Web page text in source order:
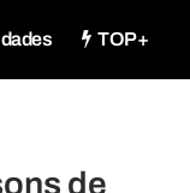
TOP+
de